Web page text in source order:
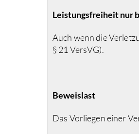
Leistungsfreiheit nur
Auch wenn die
§ 21 VersVG).
Beweislast
Das Vorliegen einer